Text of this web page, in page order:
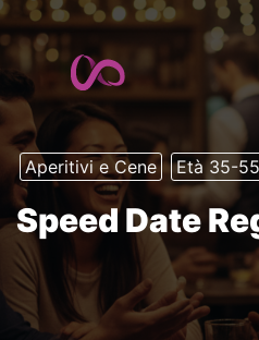
Aperitivi e Cene Età 35-55
Speed Date